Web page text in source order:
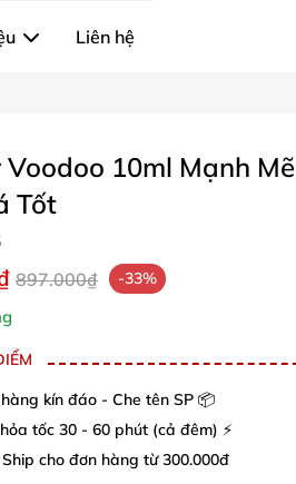
Liên hệ
Voodoo 10ml Mạnh
Tốt
897.000₫ -33%
kín đáo - Che tên SP 📦
tốc 30 - 60 phút (cả đêm) ⚡
Ship cho đơn hàng từ 300.000đ